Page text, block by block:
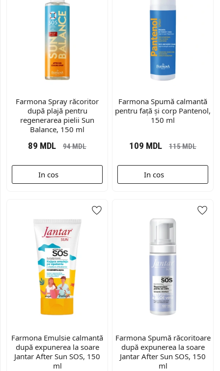
Farmona Spray răcoritor
după plajă pentru
regenerarea pielii Sun
Balance, 150 ml
89 MDL 94MDL
In cos
Farmona Spumă calmantă
pentru față și corp Pantenol,
150 ml
109 MDL 115MDL
In cos
Farmona Emulsie calmantă
după expunerea la soare
Jantar After Sun SOS, 150
ml
Farmona Spumă răcoritoare
după expunerea la soare
Jantar After Sun SOS, 150
ml